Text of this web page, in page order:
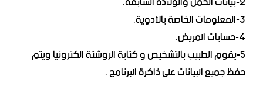
3-المعلومات الخاصة بالأدوية.
4-حسابات المريض.
5-يقوم الطبيب بالتشخيص و كتابة الروشتة الكترونيا ويتم
حفظ جميع البيانات على ذاكرة البرنامج .